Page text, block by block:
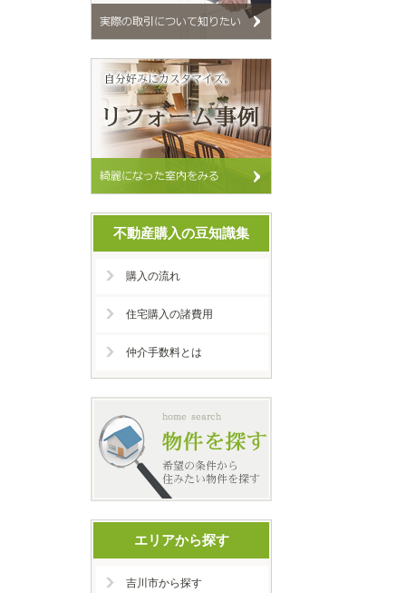
不動産購入の豆知識集
購入の流れ
住宅購入の諸費用
仲介手数料とは
エリアから探す
吉川市から探す